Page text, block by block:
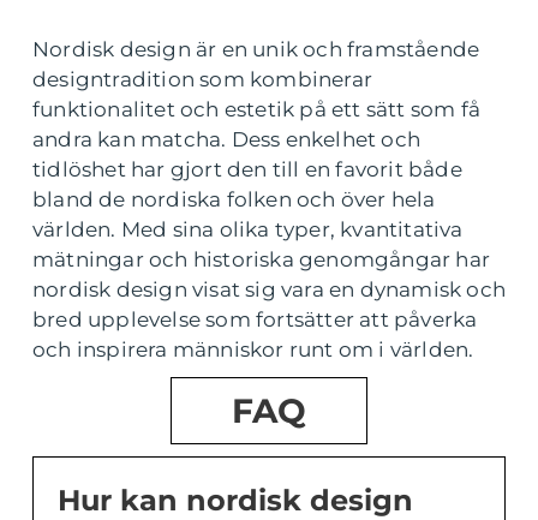
Nordisk design är en unik och framstående
designtradition som kombinerar
funktionalitet och estetik på ett sätt som få
andra kan matcha. Dess enkelhet och
tidlöshet har gjort den till en favorit både
bland de nordiska folken och över hela
världen. Med sina olika typer, kvantitativa
mätningar och historiska genomgångar har
nordisk design visat sig vara en dynamisk och
bred upplevelse som fortsätter att påverka
och inspirera människor runt om i världen.
FAQ
Hur kan nordisk design